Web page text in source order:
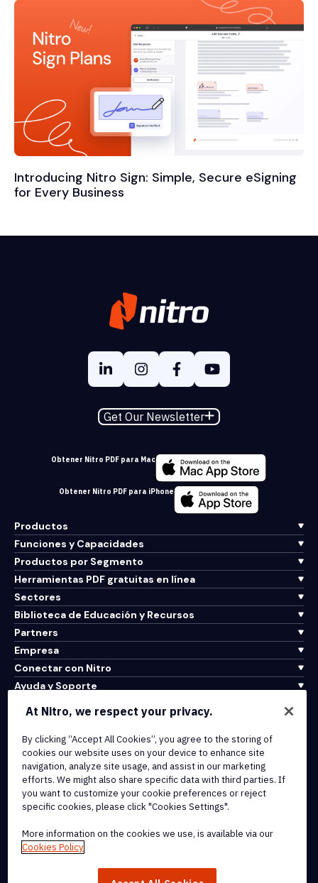
Introducing Nitro Sign: Simple, Secure eSigning
for Every Business
Get Our Newsletter
Obtener Nitro PDF para Mac
Obtener Nitro PDF para iPhone
Productos
Funciones y Capacidades
Productos por Segmento
Herramientas PDF gratuitas en línea
Sectores
Biblioteca de Educación y Recursos
Partners
Empresa
Conectar con Nitro
Ayuda y Soporte
Terms of Service
Cookie Policy
Copyright Policy
All Terms & Policies
At Nitro, we respect your privacy.
By clicking “Accept All Cookies”, you agree to the storing of
cookies our website uses on your device to enhance site
navigation, analyze site usage, and assist in our marketing
efforts. We might also share specific data with third parties. If
you want to customize your cookie preferences or reject
specific cookies, please click "Cookies Settings".
More information on the cookies we use, is available via our
Cookies Policy